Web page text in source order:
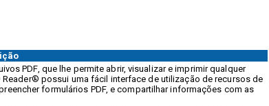
PDF, que lhe permite abrir, visualizar e imprimir qualquer
possui uma fácil interface de utilização de recursos de
formulários PDF, e compartilhar informações com as